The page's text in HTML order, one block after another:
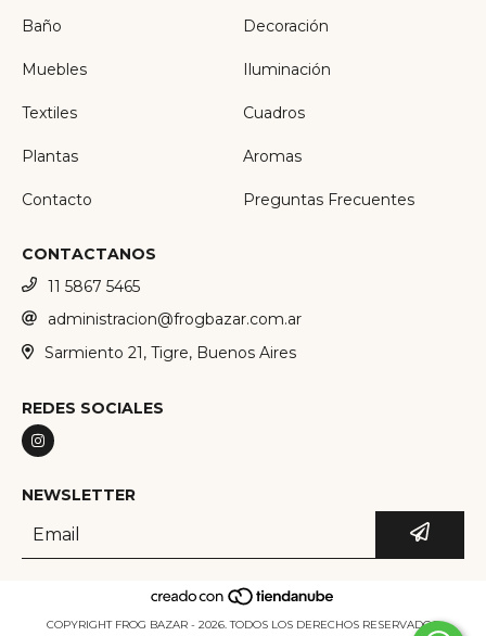
Baño Decoración
Muebles Iluminación
Textiles Cuadros
Plantas Aromas
Contacto Preguntas Frecuentes
CONTACTANOS
11 5867 5465
administracion@frogbazar.com.ar
Sarmiento 21, Tigre, Buenos Aires
REDES SOCIALES
NEWSLETTER
COPYRIGHT FROG BAZAR - 2026. TODOS LOS DERECHOS RESERVADOS.